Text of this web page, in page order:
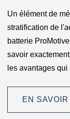
Un élément de
stratification de
batterie
savoir
les avantages
EN